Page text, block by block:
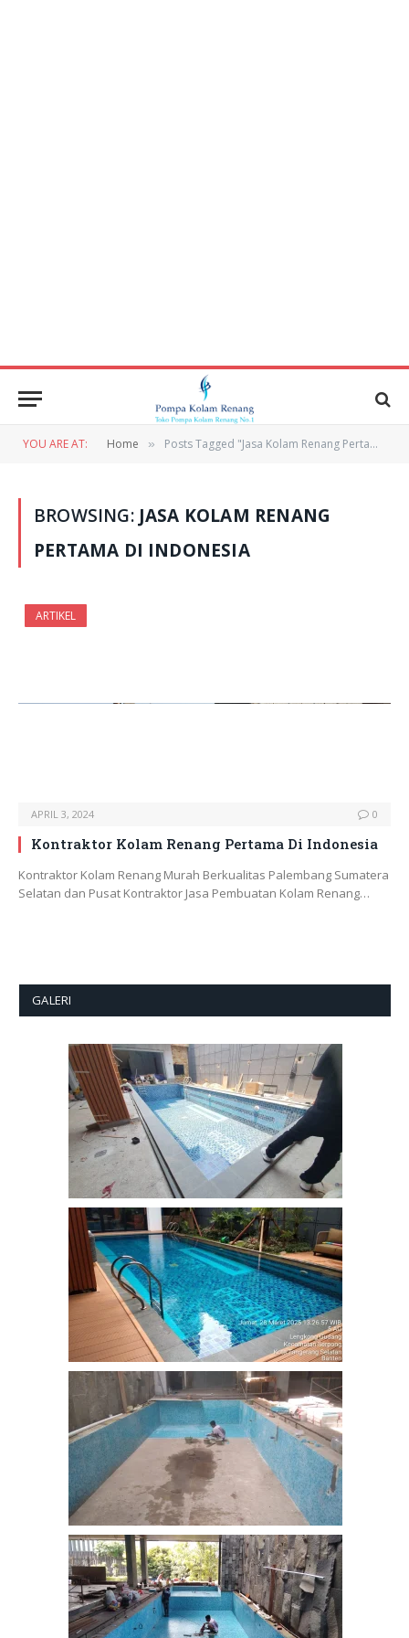
YOU ARE AT: Home » Posts Tagged "Jasa Kolam Renang Pertama Di Indonesia"
BROWSING: JASA KOLAM RENANG
PERTAMA DI INDONESIA
ARTIKEL
APRIL 3, 2024 0
Kontraktor Kolam Renang Pertama Di Indonesia
Kontraktor Kolam Renang Murah Berkualitas Palembang Sumatera
Selatan dan Pusat Kontraktor Jasa Pembuatan Kolam Renang…
GALERI